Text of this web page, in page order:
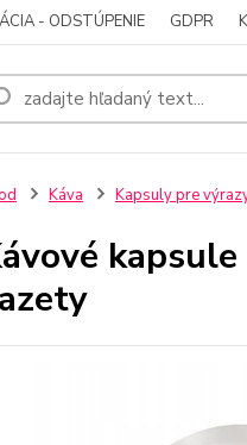
- ODSTÚPENIE GDPR
Káva Kapsuly pre